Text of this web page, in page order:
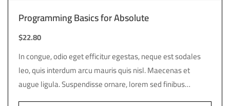
Programming Basics for Absolute
$22.80
In congue, odio eget efficitur egestas, neque est sodales
leo, quis interdum arcu mauris quis nisl. Maecenas et
augue ligula. Suspendisse ornare, lorem sed finibus
suscipit, nisl augue pellentesque…